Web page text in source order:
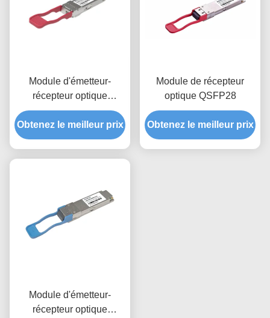
Module d'émetteur-
récepteur optique
QSFP28 100G LR1 BIDI
20Km
Obtenez le meilleur prix
Module de récepteur
optique QSFP28
Obtenez le meilleur prix
Module d'émetteur-
récepteur optique